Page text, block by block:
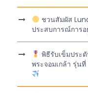
ชวนสัมผัส
ประสบการณ์การ
พิธีรับเข็มประ
พระจอมเกล้า รุ่น